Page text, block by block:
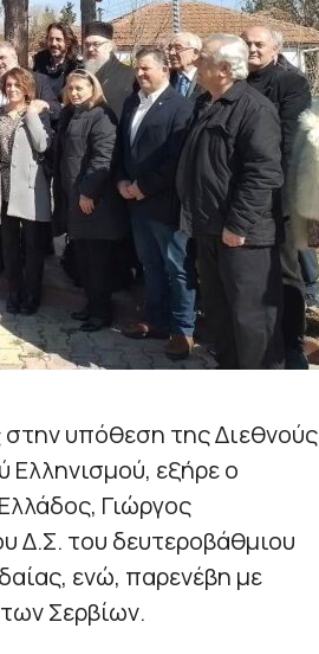
υπόθεση της Διεθνούς
Ελληνισμού, εξήρε ο
Γιώργος
Δ.Σ. του δευτεροβάθμιου
ενώ, παρενέβη με
Σερβίων.